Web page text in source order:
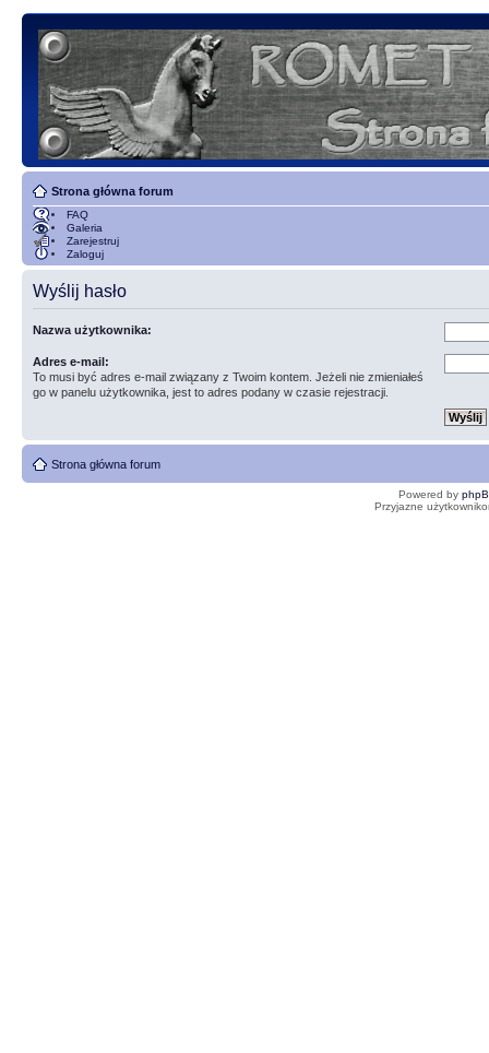
Strona główna forum
FAQ
Galeria
Zarejestruj
Zaloguj
Wyślij hasło
Nazwa użytkownika:
Adres e-mail:
To musi być adres e-mail związany z Twoim kontem. Jeżeli nie zmieniałeś
go w panelu użytkownika, jest to adres podany w czasie rejestracji.
Strona główna forum
Powered by
Przyjazne